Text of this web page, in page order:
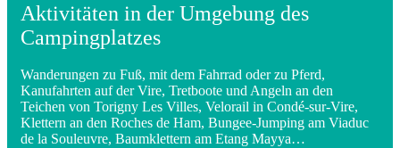
Aktivitäten in der Umgebung des
Campingplatzes
Wanderungen zu Fuß, mit dem Fahrrad oder zu Pferd,
Kanufahrten auf der Vire, Tretboote und Angeln an den
Teichen von Torigny Les Villes, Velorail in Condé-sur-Vire,
Klettern an den Roches de Ham, Bungee-Jumping am Viaduc
de la Souleuvre, Baumklettern am Etang Mayya…